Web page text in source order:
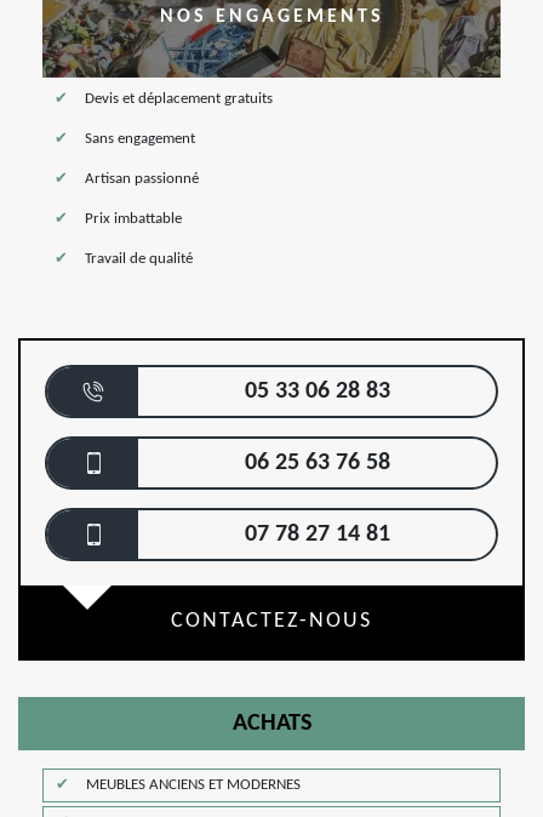
NOS ENGAGEMENTS
Devis et déplacement gratuits
Sans engagement
Artisan passionné
Prix imbattable
Travail de qualité
05 33 06 28 83
06 25 63 76 58
07 78 27 14 81
CONTACTEZ-NOUS
ACHATS
MEUBLES ANCIENS ET MODERNES